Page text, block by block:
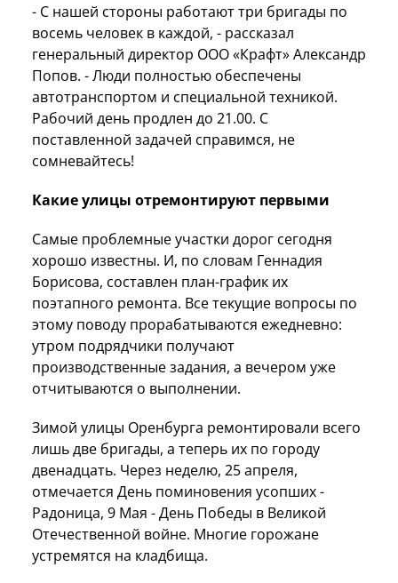
- С нашей стороны работают три бригады по
восемь человек в каждой, - рассказал
генеральный директор ООО «Крафт» Александр
Попов. - Люди полностью обеспечены
автотранспортом и специальной техникой.
Рабочий день продлен до 21.00. С
поставленной задачей справимся, не
сомневайтесь!
Какие улицы отремонтируют первыми
Самые проблемные участки дорог сегодня
хорошо известны. И, по словам Геннадия
Борисова, составлен план-график их
поэтапного ремонта. Все текущие вопросы по
этому поводу прорабатываются ежедневно:
утром подрядчики получают
производственные задания, а вечером уже
отчитываются о выполнении.
Зимой улицы Оренбурга ремонтировали всего
лишь две бригады, а теперь их по городу
двенадцать. Через неделю, 25 апреля,
отмечается День поминовения усопших -
Радоница, 9 Мая - День Победы в Великой
Отечественной войне. Многие горожане
устремятся на кладбища.